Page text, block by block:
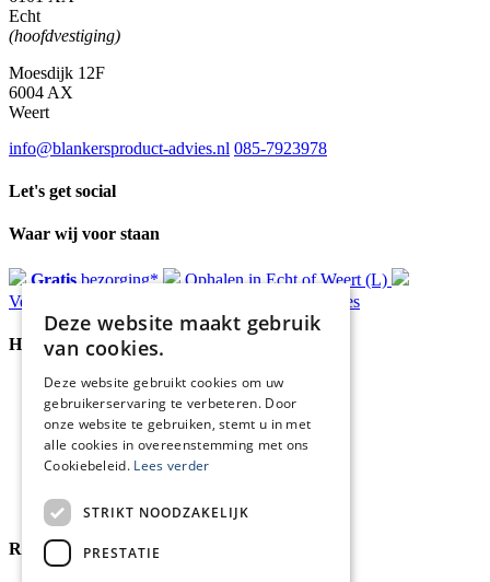
Echt
(hoofdvestiging)
Moesdijk 12F
6004 AX
Weert
info@blankersproduct-advies.nl 085-7923978
Let's get social
Waar wij voor staan
Gratisbezorging*
Ophalen in Echt of Weert (L)
Verzonden
advies
Handige Links
Home
Klantenservice
Over ons
Blog
Privacyverklaring
Cookies
Reviewmerk
Deze website maakt gebruik
van cookies.
Deze website gebruikt cookies om uw
gebruikerservaring te verbeteren. Door
onze website te gebruiken, stemt u in met
alle cookies in overeenstemming met ons
Cookiebeleid. Lees verder
STRIKT NOODZAKELIJK
PRESTATIE